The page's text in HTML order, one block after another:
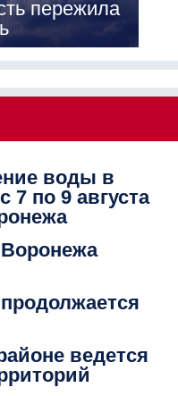
пережила
воды в
7 по 9 августа
ведется